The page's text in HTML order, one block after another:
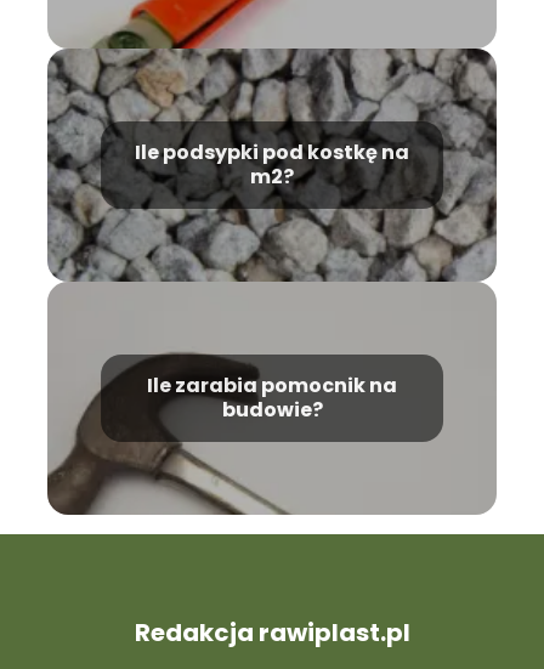
Ile podsypki pod kostkę na
m2?
Ile zarabia pomocnik na
budowie?
Redakcja rawiplast.pl